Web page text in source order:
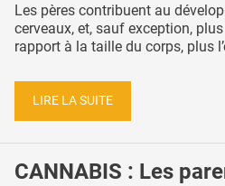
Les pères contribuent au
cerveaux, et, sauf exception,
rapport à la taille du corps, plus
LIRE LA SUITE
CANNABIS : Les